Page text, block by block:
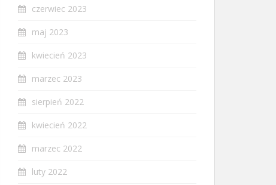
czerwiec 2023
maj 2023
kwiecień 2023
marzec 2023
sierpień 2022
kwiecień 2022
marzec 2022
luty 2022